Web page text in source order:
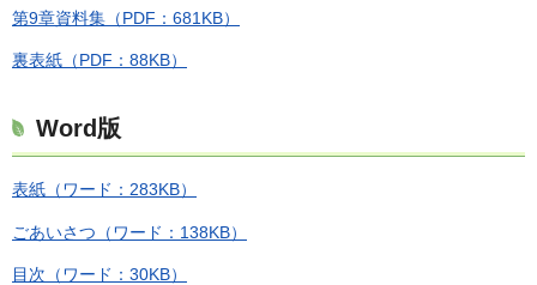
第9章資料集（PDF：681KB）
裏表紙（PDF：88KB）
Word版
表紙（ワード：283KB）
ごあいさつ（ワード：138KB）
目次（ワード：30KB）